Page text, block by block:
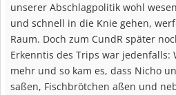
unserer Abschlagpolitik wohl
und schnell in die Knie gehen,
Raum. Doch zum CundR später
Erkenntis des Trips war jedenfalls:
mehr und so kam es, dass Nicho
saßen, Fischbrötchen aßen und